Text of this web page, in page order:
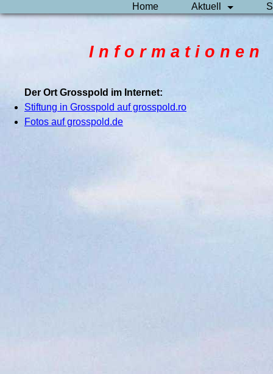
Home Aktuell
I n f o r m a t i o n e
Der Ort Grosspold im Internet:
Stiftung in Grosspold auf grosspold.ro
Fotos auf grosspold.de